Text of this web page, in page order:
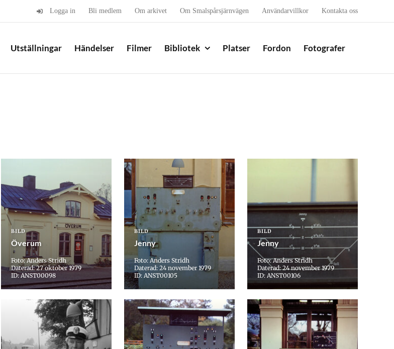
Logga in Bli medlem Om arkivet Om Smalspårsjärnvägen Användarvillkor Kontakta oss
Utställningar Händelser Filmer Bibliotek Platser Fordon Fotografer
BILD
Överum
Foto: Anders Stridh
Daterad: 27 oktober 1979
ID: ANST00098
BILD
Jenny
Foto: Anders Stridh
Daterad: 24 november 1979
ID: ANST00105
BILD
Jenny
Foto: Anders Stridh
Daterad: 24 november 1979
ID: ANST00106